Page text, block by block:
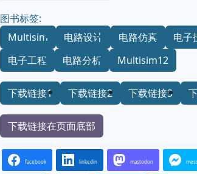
图书标签:
Multisim
电路设计 电路仿真
电子
电子工程
电路分析 Multisim12
下载链接1 下载链接2 下载链接3
下载链接在页面底部
facebook linkedin mastodon